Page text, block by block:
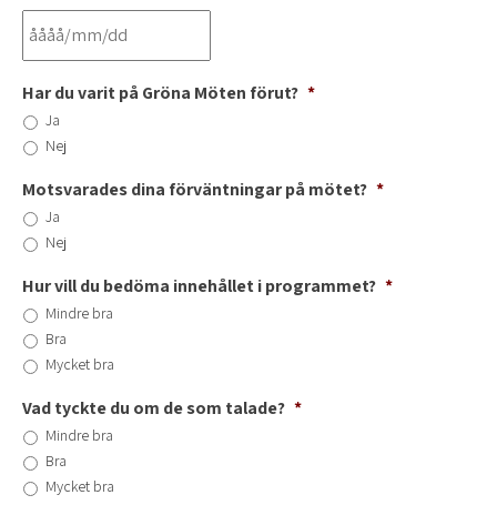
Har du varit på Gröna Möten förut? *
Ja
Nej
Motsvarades dina förväntningar på mötet? *
Ja
Nej
Hur vill du bedöma innehållet i programmet? *
Mindre bra
Bra
Mycket bra
Vad tyckte du om de som talade? *
Mindre bra
Bra
Mycket bra